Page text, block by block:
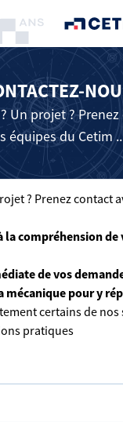
Un projet ?
équipes du Cetim
? Prenez contact
la compréhension de
de vos
mécanique pour y
certains de nos
pratiques